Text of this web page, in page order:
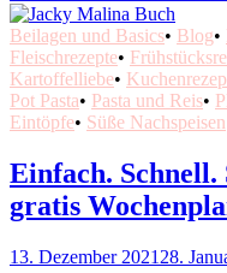
Beilagen und Basics• Blog•
Fleischrezepte•
Kartoffelliebe•
Pot Pasta• Pasta und Reis•
Eintöpfe• Süße Nachspeisen
Einfach. Schnell.
gratis
13. Dezember 2021 28.